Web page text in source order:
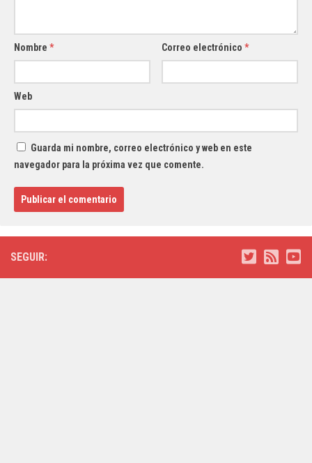
Nombre * Correo electrónico*
Web
Guarda mi nombre, correo electrónico y web en este
navegador para la próxima vez que comente.
SEGUIR: